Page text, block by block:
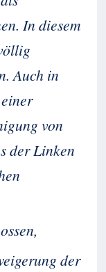
In diesem
Auch in
von
der Linken
der